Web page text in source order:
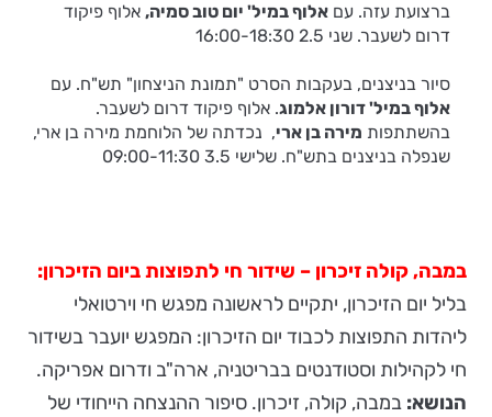
ברצועת עזה. עם אלוף במיל' יום טוב סמיה, אלוף פיקוד
דרום לשעבר. שני 2.5 16:00-18:30
סיור בניצנים, בעקבות הסרט "תמונת הניצחון" תש"ח. עם
אלוף במיל' דורון אלמוג. אלוף פיקוד דרום לשעבר.
בהשתתפות מירה בן ארי, נכדתה של הלוחמת מירה בן ארי,
שנפלה בניצנים בתש"ח. שלישי 3.5 09:00-11:30
במבה, קולה זיכרון – שידור חי לתפוצות ביום הזיכרון:
בליל יום הזיכרון, יתקיים לראשונה מפגש חי וירטואלי
ליהדות התפוצות לכבוד יום הזיכרון: המפגש יועבר בשידור
חי לקהילות וסטודנטים בבריטניה, ארה"ב ודרום אפריקה.
הנושא: במבה, קולה, זיכרון. סיפור ההנצחה הייחודי של